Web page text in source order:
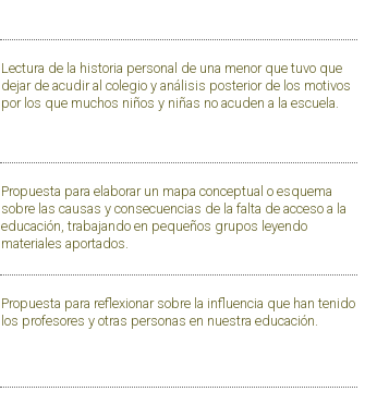
Lectura de la historia personal de una menor que tuvo que
dejar de acudir al colegio y análisis posterior de los motivos
por los que muchos niños y niñas no acuden a la escuela.
Propuesta para elaborar un mapa conceptual o esquema
sobre las causas y consecuencias de la falta de acceso a la
educación, trabajando en pequeños grupos leyendo
materiales aportados.
Propuesta para reflexionar sobre la influencia que han tenido
los profesores y otras personas en nuestra educación.